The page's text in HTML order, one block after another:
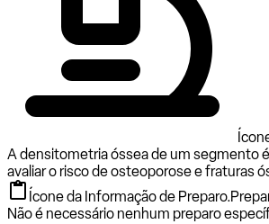
A densitometria óssea de um segmento
avaliar o risco de osteoporose e fraturas
Ícone da Informação de Preparo.
Não é necessário nenhum preparo